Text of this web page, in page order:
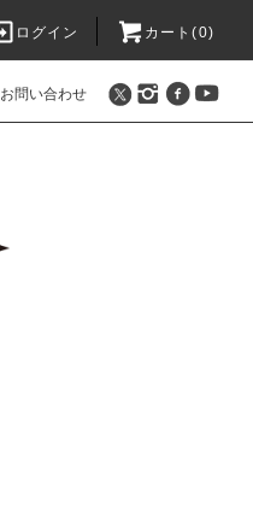
ログイン カート(0)
お問い合わせ